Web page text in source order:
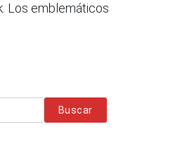
Los emblemáticos
Buscar